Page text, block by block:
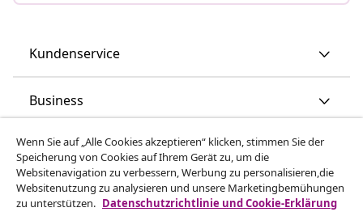
Kundenservice
Business
vidaXL
Mehr entdecken
Wenn Sie auf „Alle Cookies akzeptieren“ klicken, stimmen Sie der
Speicherung von Cookies auf Ihrem Gerät zu, um die
Websitenavigation zu verbessern, Werbung zu personalisieren,die
Websitenutzung zu analysieren und unsere Marketingbemühungen
zu unterstützen. Datenschutzrichtlinie und Cookie-Erklärung